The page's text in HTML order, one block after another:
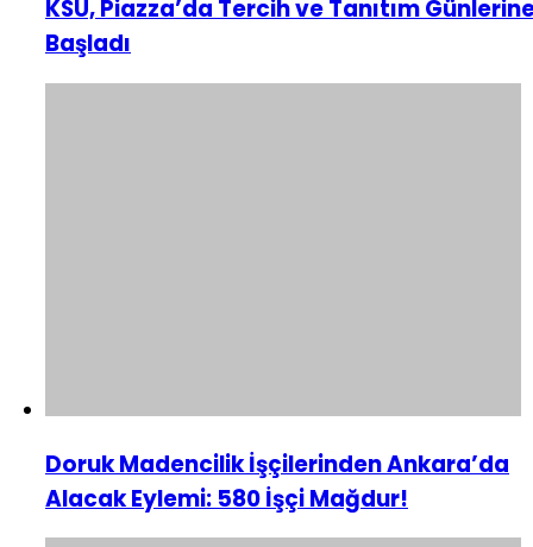
KSÜ, Piazza’da Tercih ve Tanıtım
Başladı
Doruk Madencilik İşçilerinden Ankara’da
Alacak Eylemi: 580 İşçi Mağdur!